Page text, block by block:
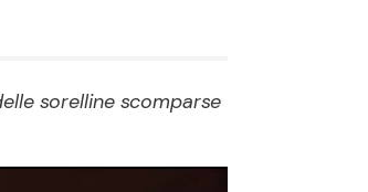
sorelline scomparse